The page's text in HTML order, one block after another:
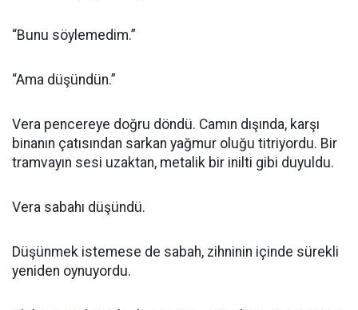
“Bunu söylemedim.”
“Ama düşündün.”
Vera pencereye doğru döndü. Camın dışında, karşı
binanın çatısından sarkan yağmur oluğu titriyordu. Bir
tramvayın sesi uzaktan, metalik bir inilti gibi duyuldu.
Vera sabahı düşündü.
Düşünmek istemese de sabah, zihninin içinde sürekli
yeniden oynuyordu.